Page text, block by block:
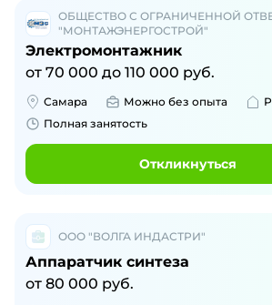
ОБЩЕСТВО С ОГРАНИЧЕННОЙ
"МОНТАЖЭНЕРГОСТРОЙ"
Электромонтажник
от 70 000 до 110 000 руб.
Самара Можно без опыта
Полная занятость
Откликнуться
ООО "ВОЛГА ИНДАСТРИ"
Аппаратчик синтеза
от 80 000 руб.